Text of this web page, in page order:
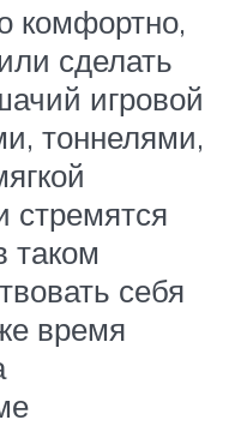
комфортно,
сделать
игровой
тоннелями,
стремятся
таком
себя
время